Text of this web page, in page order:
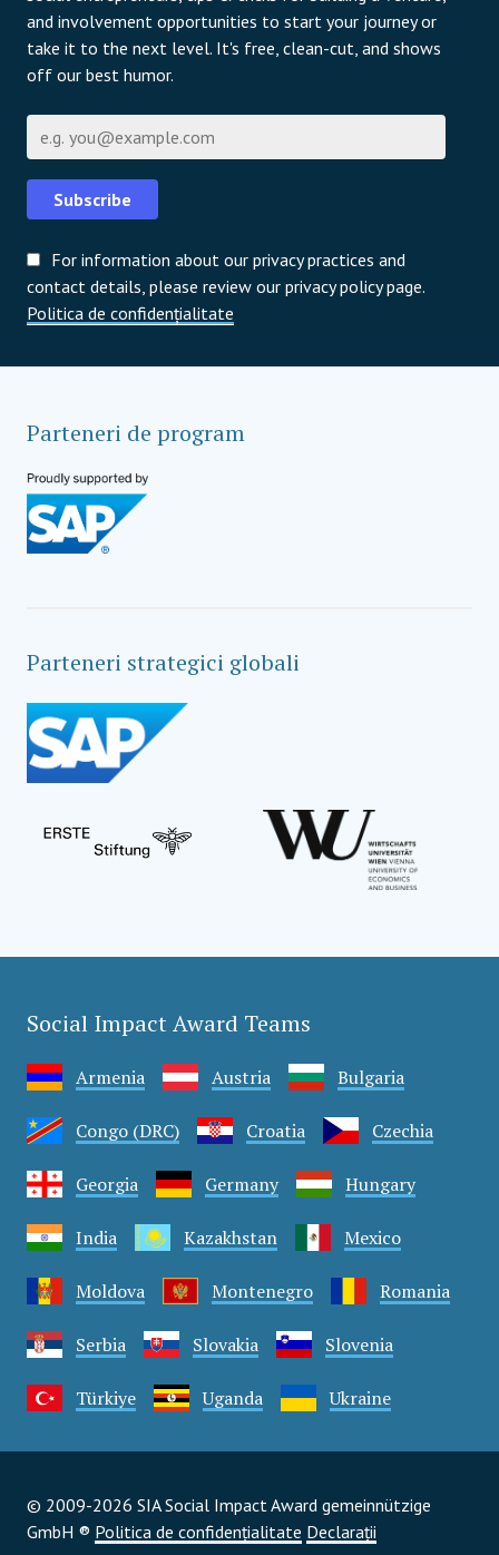
and involvement opportunities to start your journey or
take it to the next level. It's free, clean-cut, and shows
off our best humor.
Subscribe
For information about our privacy practices and
contact details, please review our privacy policy page.
Politica de confidențialitate
Parteneri de program
Parteneri strategici globali
Social Impact Award Teams
Armenia Austria Bulgaria
Congo (DRC) Croatia Czechia
Georgia Germany Hungary
India Kazakhstan Mexico
Moldova Montenegro Romania
Serbia Slovakia Slovenia
Türkiye Uganda Ukraine
© 2009-2026 SIA Social Impact Award gemeinnützige
GmbH ® Politica de confidențialitate Declarații